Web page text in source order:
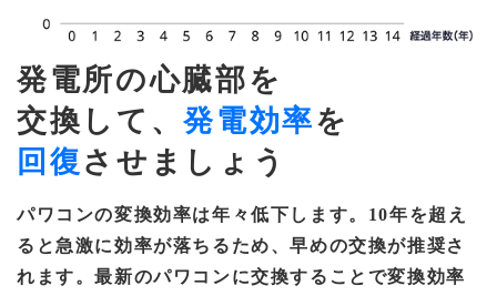
発電所の心臓部を
交換して、発電効率を
回復 させましょう
パワコンの変換効率は年々低下します。10年を超え
ると急激に効率が落ちるため、早めの交換が推奨さ
れます。最新のパワコンに交換することで変換効率